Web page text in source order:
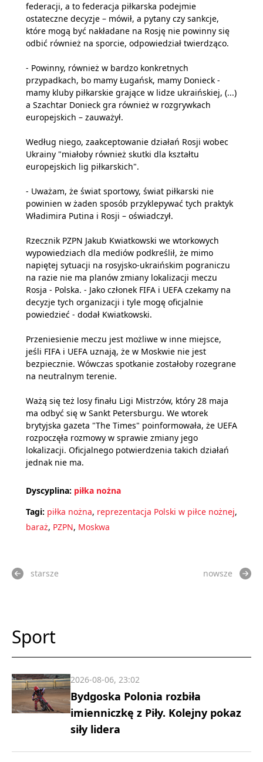
federacji, a to federacja piłkarska podejmie
ostateczne decyzje – mówił, a pytany czy sankcje,
które mogą być nakładane na Rosję nie powinny się
odbić również na sporcie, odpowiedział twierdząco.
- Powinny, również w bardzo konkretnych
przypadkach, bo mamy Ługańsk, mamy Donieck -
mamy kluby piłkarskie grające w lidze ukraińskiej, (...)
a Szachtar Donieck gra również w rozgrywkach
europejskich – zauważył.
Według niego, zaakceptowanie działań Rosji wobec
Ukrainy "miałoby również skutki dla kształtu
europejskich lig piłkarskich".
- Uważam, że świat sportowy, świat piłkarski nie
powinien w żaden sposób przyklepywać tych praktyk
Władimira Putina i Rosji – oświadczył.
Rzecznik PZPN Jakub Kwiatkowski we wtorkowych
wypowiedziach dla mediów podkreślił, że mimo
napiętej sytuacji na rosyjsko-ukraińskim pograniczu
na razie nie ma planów zmiany lokalizacji meczu
Rosja - Polska. - Jako członek FIFA i UEFA czekamy na
decyzje tych organizacji i tyle mogę oficjalnie
powiedzieć - dodał Kwiatkowski.
Przeniesienie meczu jest możliwe w inne miejsce,
jeśli FIFA i UEFA uznają, że w Moskwie nie jest
bezpiecznie. Wówczas spotkanie zostałoby rozegrane
na neutralnym terenie.
Ważą się też losy finału Ligi Mistrzów, który 28 maja
ma odbyć się w Sankt Petersburgu. We wtorek
brytyjska gazeta "The Times" poinformowała, że UEFA
rozpoczęła rozmowy w sprawie zmiany jego
lokalizacji. Oficjalnego potwierdzenia takich działań
jednak nie ma.
Dyscyplina: piłka nożna
Tagi: piłka nożna, reprezentacja Polski w piłce nożnej,
baraż, PZPN, Moskwa
starsze nowsze
Sport
Bydgoska Polonia rozbiła
imienniczkę z Piły. Kolejny pokaz
siły lidera
2026-08-06, 23:02